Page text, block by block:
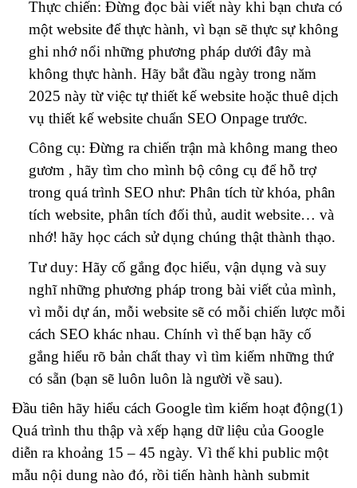
Thực chiến: Đừng đọc bài viết này khi bạn chưa có
một website để thực hành, vì bạn sẽ thực sự không
ghi nhớ nổi những phương pháp dưới đây mà
không thực hành. Hãy bắt đầu ngày trong năm
2025 này từ việc tự thiết kế website hoặc thuê dịch
vụ thiết kế website chuẩn SEO Onpage trước.
Công cụ: Đừng ra chiến trận mà không mang theo
gươm , hãy tìm cho mình bộ công cụ để hỗ trợ
trong quá trình SEO như: Phân tích từ khóa, phân
tích website, phân tích đối thủ, audit website… và
nhớ! hãy học cách sử dụng chúng thật thành thạo.
Tư duy: Hãy cố gắng đọc hiểu, vận dụng và suy
nghĩ những phương pháp trong bài viết của mình,
vì mỗi dự án, mỗi website sẽ có mỗi chiến lược mỗi
cách SEO khác nhau. Chính vì thế bạn hãy cố
gắng hiểu rõ bản chất thay vì tìm kiếm những thứ
có sẵn (bạn sẽ luôn luôn là người về sau).
Đầu tiên hãy hiểu cách Google tìm kiếm hoạt động(1)
Quá trình thu thập và xếp hạng dữ liệu của Google
diễn ra khoảng 15 – 45 ngày. Vì thế khi public một
mẫu nội dung nào đó, rồi tiến hành hành submit